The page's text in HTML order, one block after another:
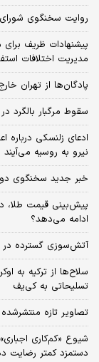
روایت سخنگوی شورای
پیشنهادات ظریف برای
مدیریت اختلافات
پادگان‌ها از تهران
سقوط مرگبار بالگرد در این
نیرو به روسیه می‌آیند
خبر جدید سخنگوی
ادامه می‌دهد؟
آتش‌سوزی گسترده در
سلاح‌ها از ترکیه به
تسلیحاتی به کی‌یف
تصاویر تازه
شیوع «کم‌کاری
دستمزد کمتر رضایت